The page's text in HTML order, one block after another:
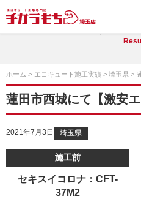
エコキュー
ホーム エコキュート施工実績 埼玉県
蓮田市西城にて【激安エ
2021年7月3日 埼玉県
施工前
セキスイコロナ：CFT-
37M2